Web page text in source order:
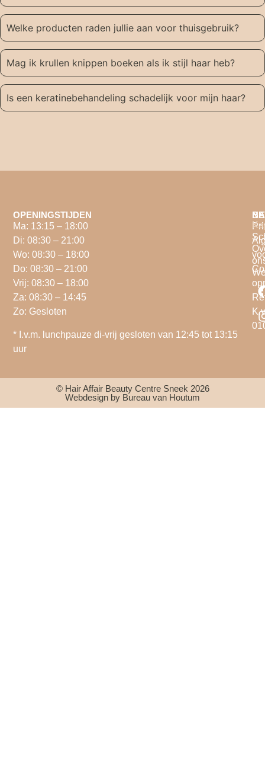
Welke producten raden jullie aan voor thuisgebruik?
Mag ik krullen knippen boeken als ik stijl haar heb?
Is een keratinebehandeling schadelijk voor mijn haar?
OPENINGSTIJDEN
Ma: 13:15 – 18:00
Di: 08:30 – 21:00
Wo: 08:30 – 18:00
Do: 08:30 – 21:00
Vrij: 08:30 – 18:00
Za: 08:30 – 14:45
Zo: Gesloten
* I.v.m. lunchpauze di-vrij gesloten van 12:45 tot 13:15
uur
© Hair Affair Beauty Centre Sneek 2026
Webdesign by Bureau van Houtum